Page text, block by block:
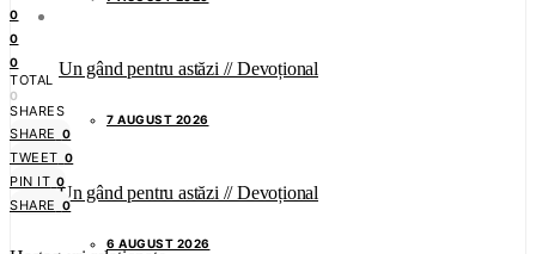
Un gând pentru astăzi // Devoțional
7 AUGUST 2026
Un gând pentru astăzi // Devoțional
6 AUGUST 2026
0
0
0
TOTAL
0
SHARES
SHARE 0
TWEET 0
PIN IT 0
SHARE 0